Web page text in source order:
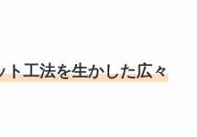
ト工法を生かした広々